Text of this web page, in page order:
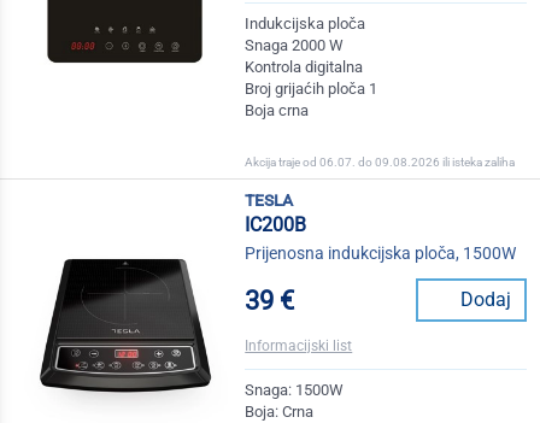
Indukcijska ploča
Snaga 2000 W
Kontrola digitalna
Broj grijaćih ploča 1
Boja crna
Akcija traje od 06.07. do 09.08.2026 ili isteka zaliha
tesla
IC200B
Prijenosna indukcijska ploča, 1500W
39 € Dodaj
Informacijski list
Snaga: 1500W
Boja: Crna